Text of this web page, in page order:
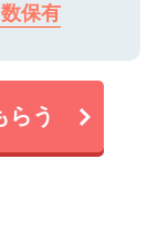
保有
らう